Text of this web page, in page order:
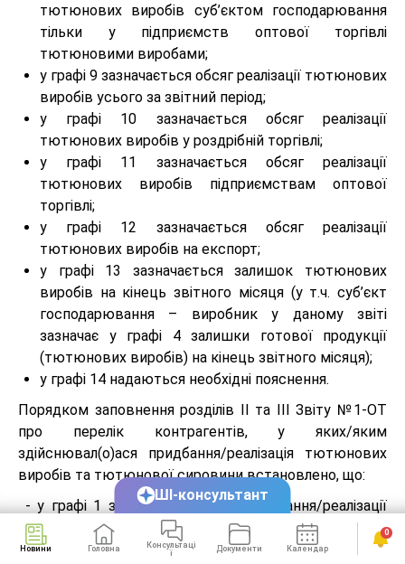
тютюнових виробів суб’єктом господарювання
тільки у підприємств оптової торгівлі
тютюновими виробами;
у графі 9 зазначається обсяг реалізації тютюнових
виробів усього за звітний період;
у графі 10 зазначається обсяг реалізації
тютюнових виробів у роздрібній торгівлі;
у графі 11 зазначається обсяг реалізації
тютюнових виробів підприємствам оптової
торгівлі;
у графі 12 зазначається обсяг реалізації
тютюнових виробів на експорт;
у графі 13 зазначається залишок тютюнових
виробів на кінець звітного місяця (у т.ч. суб’єкт
господарювання – виробник у даному звіті
зазначає у графі 4 залишки готової продукції
(тютюнових виробів) на кінець звітного місяця);
у графі 14 надаються необхідні пояснення.
Порядком заповнення розділів ІІ та ІІІ Звіту №1-ОТ
про перелік контрагентів, у яких/яким
здійснювал(о)ася придбання/реалізація тютюнових
виробів та тютюнової сировини встановлено, що:
- у графі 1 зазначається дата придбання/реалізації
тютюнових виробів (дана графа заповнюється
шляхом зазначення номера місяця звітного періоду,
Новини Головна
Консультаці
ї
Документи Календар Сервіси
0
ШІ-консультант